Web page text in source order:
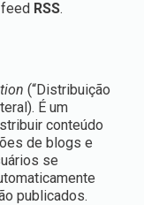
RSS.
(“Distribuição
É um
conteúdo
de blogs e
se
publicados.